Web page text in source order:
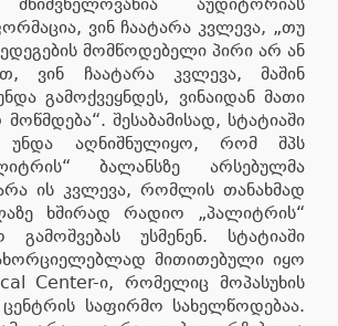
ვინ ჩაატარა კვლევა, „თუ
მომწოდებელი პირი არ ან
ვინ ჩაატარა კვლევა, მაშინ
გამოქვეყნდეს, ვინაიდან მათი
შესაბამისად, სტატიაში
უნდა აღნიშნულიყო, რომ შპს
ბალანსზე არსებულმა
ის კვლევა, რომლის თანახმად
ხშირად რადიო „პალიტრის“
გამოშვებას უსმენენ. სტატიაში
მითითებული იყო
Center-ი, რომელიც მოპასუხის
საფირმო სახელწოდებაა.